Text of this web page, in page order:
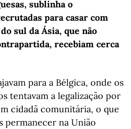
sublinha o
para casar com
sul da Ásia, que não
recebiam cerca
para a Bélgica, onde os
tentavam a legalização por
cidadã comunitária, o que
permanecer na União